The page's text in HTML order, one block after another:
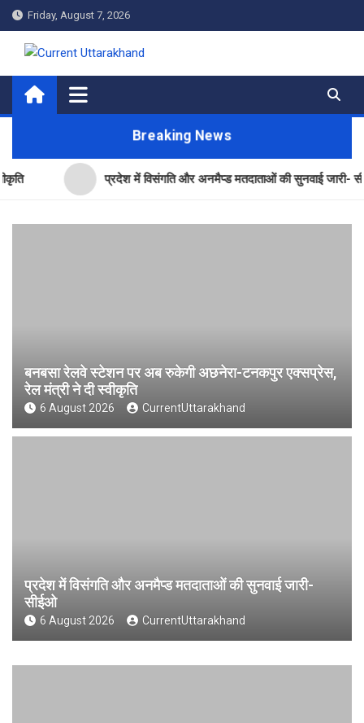
Skip
to
content
Friday, August 7, 2026
Current Uttarakhand
Breaking News
प्रदेश में विसंगति और अनमैप्ड मतदाताओं की सुनवाई जारी- सीईओ
बनबसा रेलवे स्टेशन पर अब रुकेगी अछनेरा-टनकपुर एक्सप्रेस,
रेल मंत्री ने दी स्वीकृति
6 August 2026 CurrentUttarakhand
प्रदेश में विसंगति और अनमैप्ड मतदाताओं की सुनवाई जारी-
सीईओ
6 August 2026 CurrentUttarakhand